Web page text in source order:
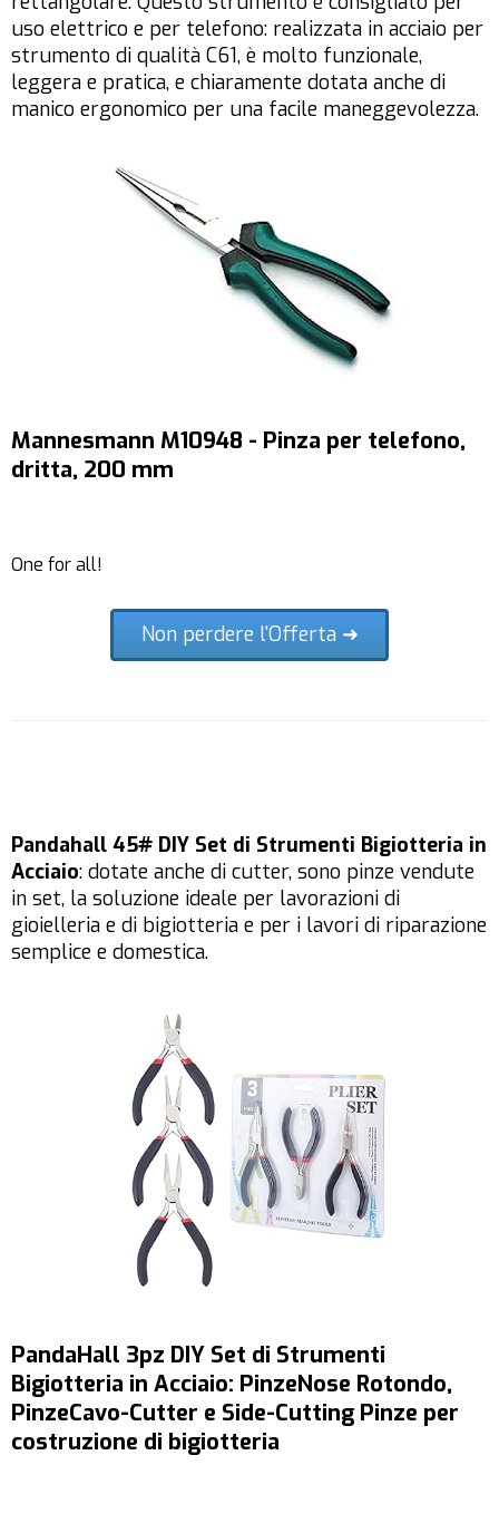
uso elettrico e per telefono: realizzata in acciaio per
strumento di qualità C61, è molto funzionale,
leggera e pratica, e chiaramente dotata anche di
manico ergonomico per una facile maneggevolezza.
Mannesmann M10948 - Pinza per telefono,
dritta, 200 mm
One for all!
Non perdere l'Offerta ➜
Pandahall 45# DIY Set di Strumenti Bigiotteria in
Acciaio: dotate anche di cutter, sono pinze vendute
in set, la soluzione ideale per lavorazioni di
gioielleria e di bigiotteria e per i lavori di riparazione
semplice e domestica.
PandaHall 3pz DIY Set di Strumenti
Bigiotteria in Acciaio: PinzeNose Rotondo,
PinzeCavo-Cutter e Side-Cutting Pinze per
costruzione di bigiotteria